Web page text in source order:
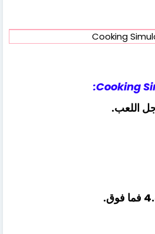
Cooking
اللعب.